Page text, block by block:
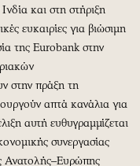
και στη στήριξη
ευκαιρίες για βιώσιμη
της Eurobank στην
στην πράξη τη
απτά κανάλια για
αυτή ευθυγραμμίζεται
συνεργασίας
Ανατολής–Ευρώπης